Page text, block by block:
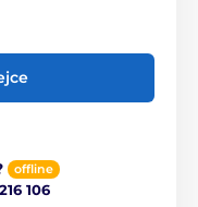
offline
106